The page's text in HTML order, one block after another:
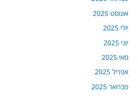
אוגוסט 2025
יולי 2025
יוני 2025
מאי 2025
אפריל 2025
פברואר 2025